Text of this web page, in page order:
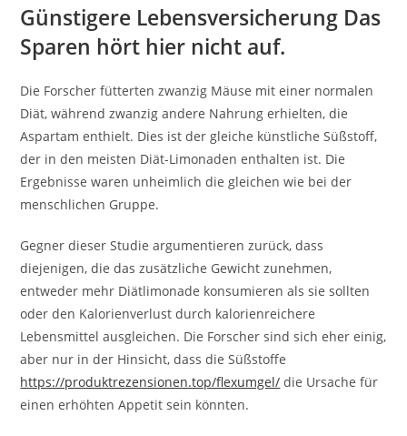
Günstigere Lebensversicherung Das
Sparen hört hier nicht auf.
Die Forscher fütterten zwanzig Mäuse mit einer normalen
Diät, während zwanzig andere Nahrung erhielten, die
Aspartam enthielt. Dies ist der gleiche künstliche Süßstoff,
der in den meisten Diät-Limonaden enthalten ist. Die
Ergebnisse waren unheimlich die gleichen wie bei der
menschlichen Gruppe.
Gegner dieser Studie argumentieren zurück, dass
diejenigen, die das zusätzliche Gewicht zunehmen,
entweder mehr Diätlimonade konsumieren als sie sollten
oder den Kalorienverlust durch kalorienreichere
Lebensmittel ausgleichen. Die Forscher sind sich eher einig,
aber nur in der Hinsicht, dass die Süßstoffe
https://produktrezensionen.top/flexumgel/ die Ursache für
einen erhöhten Appetit sein könnten.